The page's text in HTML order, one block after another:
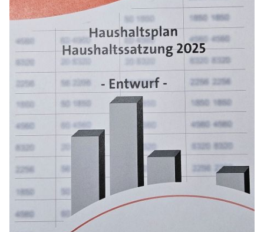
FINANZAUSSCHUSS
KREISWAHLAUSSCHUSS
POLIZEIBEIRAT
AUSSCHUSS FÜR SOZIALES UND GESUNDHEIT
WAHLPRÜFUNGSAUSSCHUSS
AUSSCHUSS FÜR UMWELT, KLIMASCHUTZ, MOBILITÄT
UND PLANUNG
AUSSCHUSS FÜR DIGITALISIERUNG
AUSSCHUSS FÜR ÖFFENTLICHE ORDNUNG UND
BEVÖLKERUNGSSCHUTZ
AUSSCHUSS FÜR ARBEIT, WIRTSCHAFT UND
GLEICHSTELLUNG